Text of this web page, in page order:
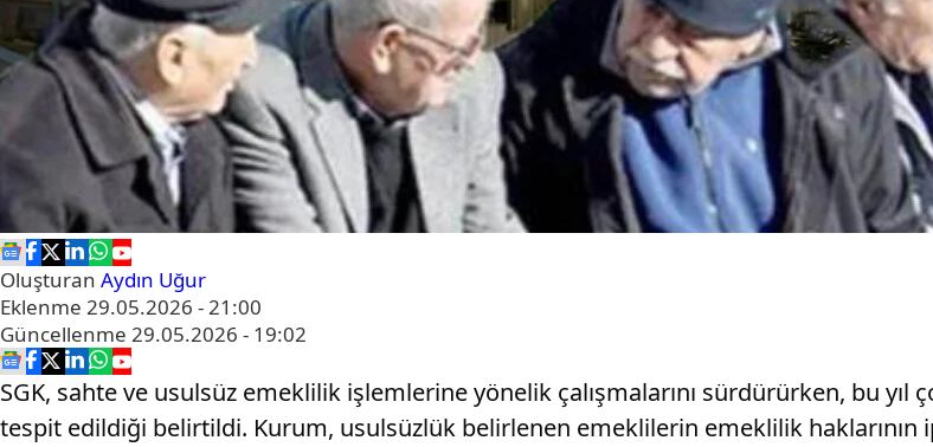
Oluşturan Aydın Uğur
Eklenme 29.05.2026 - 21:00
Güncellenme 29.05.2026 - 19:02
SGK, sahte ve usulsüz emeklilik işlemlerine yönelik çalışmalarını sürdürürken, bu yıl
tespit edildiği belirtildi. Kurum, usulsüzlük belirlenen emeklilerin emeklilik haklarının